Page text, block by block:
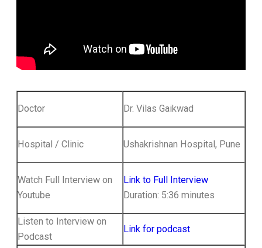
Doctor Dr. Vilas Gaikwad
Hospital / Clinic Ushakrishnan Hospital, Pune
Watch Full Interview on
Youtube
Link to Full Interview
Duration: 5:36 minutes
Listen to Interview on
Podcast
Link for podcast